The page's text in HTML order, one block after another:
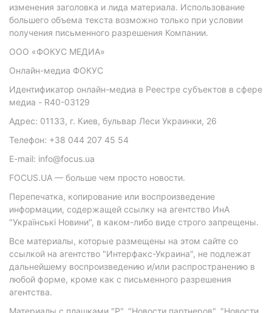
изменения заголовка и лида материала. Использование
большего объема текста возможно только при условии
получения письменного разрешения Компании.
ООО «ФОКУС МЕДИА»
Онлайн-медиа ФОКУС
Идентификатор онлайн-медиа в Реестре субъектов в сфере
медиа - R40-03129
Адрес: 01133, г. Киев, бульвар Леси Украинки, 26
Телефон: +38 044 207 45 54
E-mail: info@focus.ua
FOCUS.UA — больше чем просто новости.
Перепечатка, копирование или воспроизведение
информации, содержащей ссылку на агентство ИнА
"Українські Новини", в каком-либо виде строго запрещены.
Все материалы, которые размещены на этом сайте со
ссылкой на агентство "Интерфакс-Украина", не подлежат
дальнейшему воспроизведению и/или распространению в
любой форме, кроме как с письменного разрешения
агентства.
Материалы с плашками "Р", "Новости партнеров", "Новости